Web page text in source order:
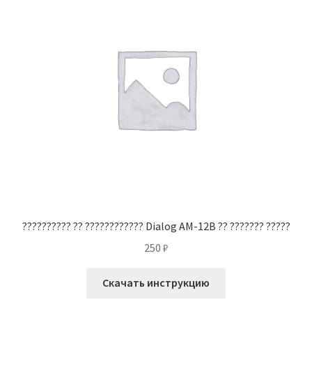
?????????? ?? ???????????? Dialog AM-12B ?? ??????? ?????
250 ₽
Скачать инструкцию